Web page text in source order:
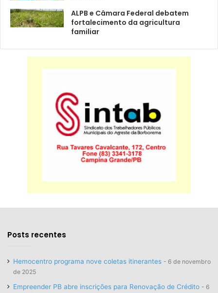
ALPB e Câmara Federal debatem
fortalecimento da agricultura
familiar
Posts recentes
Hemocentro programa nove coletas itinerantes
6 de novembro
de 2025
Empreender PB abre inscrições para Renovação de Crédito 6